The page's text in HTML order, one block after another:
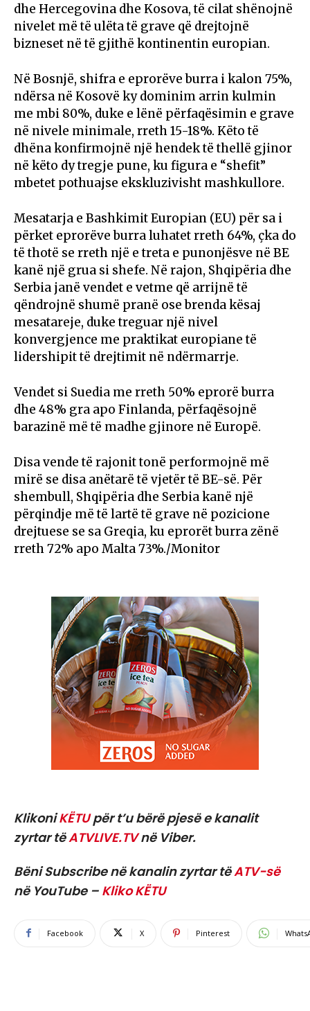
dhe Hercegovina dhe Kosova, të cilat shënojnë
nivelet më të ulëta të grave që drejtojnë
bizneset në të gjithë kontinentin europian.
Në Bosnjë, shifra e eprorëve burra i kalon 75%,
ndërsa në Kosovë ky dominim arrin kulmin
me mbi 80%, duke e lënë përfaqësimin e grave
në nivele minimale, rreth 15-18%. Këto të
dhëna konfirmojnë një hendek të thellë gjinor
në këto dy tregje pune, ku figura e “shefit”
mbetet pothuajse ekskluzivisht mashkullore.
Mesatarja e Bashkimit Europian (EU) për sa i
përket eprorëve burra luhatet rreth 64%, çka do
të thotë se rreth një e treta e punonjësve në BE
kanë një grua si shefe. Në rajon, Shqipëria dhe
Serbia janë vendet e vetme që arrijnë të
qëndrojnë shumë pranë ose brenda kësaj
mesatareje, duke treguar një nivel
konvergjence me praktikat europiane të
lidershipit të drejtimit në ndërmarrje.
Vendet si Suedia me rreth 50% eprorë burra
dhe 48% gra apo Finlanda, përfaqësojnë
barazinë më të madhe gjinore në Europë.
Disa vende të rajonit tonë performojnë më
mirë se disa anëtarë të vjetër të BE-së. Për
shembull, Shqipëria dhe Serbia kanë një
përqindje më të lartë të grave në pozicione
drejtuese se sa Greqia, ku eprorët burra zënë
rreth 72% apo Malta 73%./Monitor
KlikoniKËTUpër t’u bërë pjesë e kanalit
zyrtar tëATVLIVE.TVnë Viber.
Bëni Subscribe në kanalin zyrtar tëATV-së
në YouTube – Kliko KËTU
Facebook X Pinterest